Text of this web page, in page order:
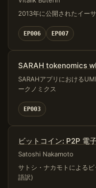
2013年に公開されたイー
EP006 EP007
SARAH tokenomics
SARAHアプリにおける
ークノミクス
EP003
ビットコイン: P2P 電
Satoshi Nakamoto
サトシ・ナカモトによる
語訳)